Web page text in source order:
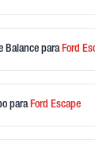
Balance para Ford
para Ford Escape